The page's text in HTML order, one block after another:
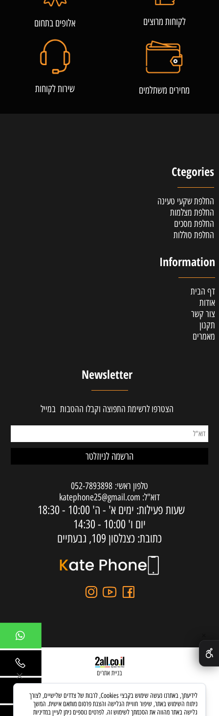
לקוחות מרוצים אלופים בתחום
מחירים משתלמים שירות לקוחות
Ctegories
החלפת שקעי טעינה
החלפת מצלמות
החלפת מסכים
החלפת סוללות
Information
דף הבית
אודות
צור קשר
תקנון
מאמרים
Newsletter
הצטרפו לרשימת התפוצה וקבלו ההטבות במייל
טלפון ראשי: 052-7893898
דוא"ל: katephone25@gmail.com
שעות פעילות: ימים א' - ה' 10:00 - 18:30
יום ו' 10:00 - 14:30
כתובת: כצנלסון 109, גבעתיים
בניית אתרים
לידיעתך, באתרנו נעשה שימוש בקבצי Cookies, לרבות של צדדים שלישיים, לצורך
ניתוח השימוש באתר, שיפור חוויית הגלישה והצגת פרסום מותאם אישית. המשך
גלישה באתר מהווה את הסכמתך לשימוש זה. לפרטים נוספים ניתן לעיין במדיניות